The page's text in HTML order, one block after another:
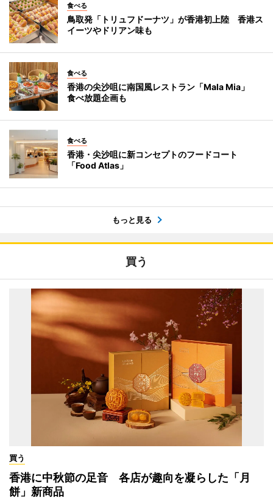
食べる
鳥取発「トリュフドーナツ」が香港初上陸 香港ス
イーツやドリアン味も
食べる
香港の尖沙咀に南国風レストラン「Mala Mia」
食べ放題企画も
食べる
香港・尖沙咀に新コンセプトのフードコート
「Food Atlas」
もっと見る
買う
買う
香港に中秋節の足音 各店が趣向を凝らした「月
餅」新商品